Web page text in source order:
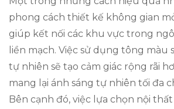
phong cách thiết kế không gian
giúp kết nối các khu vực trong
liền mạch. Việc sử dụng tông màu
tự nhiên sẽ tạo cảm giác rộng rãi
mang lại ánh sáng tự nhiên tối đa
Bên cạnh đó, việc lựa chọn nội